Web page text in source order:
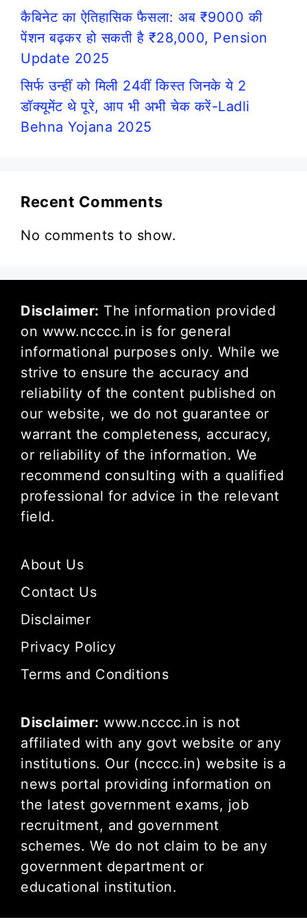
कैबिनेट का ऐतिहासिक फैसला: अब ₹9000 की
पेंशन बढ़कर हो सकती है ₹28,000, Pension
Update 2025
सिर्फ उन्हीं को मिली 24वीं किस्त जिनके ये 2
डॉक्यूमेंट थे पूरे, आप भी अभी चेक करें-Ladli
Behna Yojana 2025
Recent Comments
No comments to show.
Disclaimer: The information provided
on www.ncccc.in is for general
informational purposes only. While we
strive to ensure the accuracy and
reliability of the content published on
our website, we do not guarantee or
warrant the completeness, accuracy,
or reliability of the information. We
recommend consulting with a qualified
professional for advice in the relevant
field.
About Us
Contact Us
Disclaimer
Privacy Policy
Terms and Conditions
Disclaimer: www.ncccc.in is not
affiliated with any govt website or any
institutions. Our (ncccc.in) website is a
news portal providing information on
the latest government exams, job
recruitment, and government
schemes. We do not claim to be any
government department or
educational institution.